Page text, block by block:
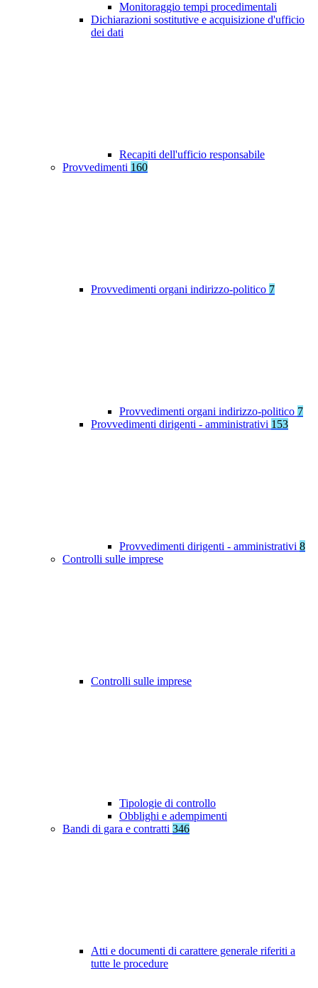
Monitoraggio tempi procedimentali
Dichiarazioni sostitutive e acquisizione d'ufficio
dei dati
Recapiti dell'ufficio responsabile
Provvedimenti 160
Provvedimenti organi indirizzo-politico 7
Provvedimenti organi indirizzo-politico 7
Provvedimenti dirigenti - amministrativi 153
Provvedimenti dirigenti - amministrativi 8
Controlli sulle imprese
Controlli sulle imprese
Tipologie di controllo
Obblighi e adempimenti
Bandi di gara e contratti 346
Atti e documenti di carattere generale riferiti a
tutte le procedure